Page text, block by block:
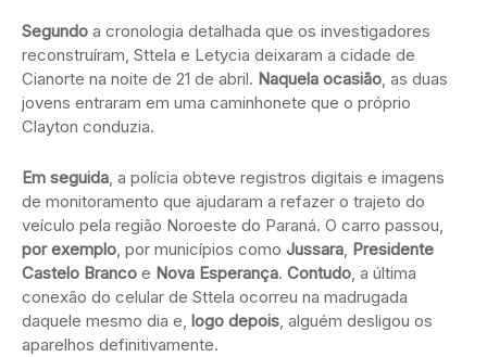
Segundo a cronologia detalhada que os investigadores
reconstruíram, Sttela e Letycia deixaram a cidade de
Cianorte na noite de 21 de abril. Naquela ocasião, as duas
jovens entraram em uma caminhonete que o próprio
Clayton conduzia.
Em seguida, a polícia obteve registros digitais e imagens
de monitoramento que ajudaram a refazer o trajeto do
veículo pela região Noroeste do Paraná. O carro passou,
por exemplo, por municípios como Jussara, Presidente
Castelo Branco e Nova Esperança. Contudo, a última
conexão do celular de Sttela ocorreu na madrugada
daquele mesmo dia e, logo depois, alguém desligou os
aparelhos definitivamente.